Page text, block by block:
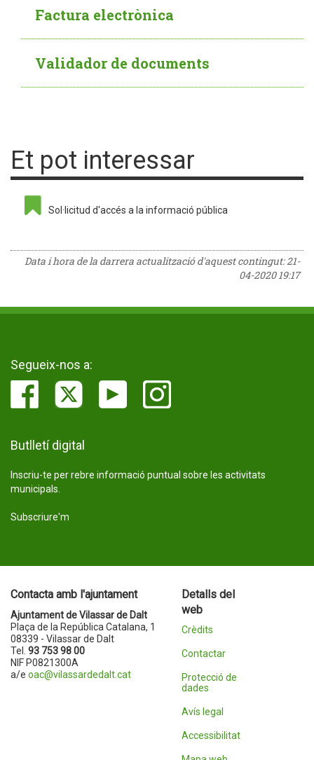
Factura electrònica
Validador de documents
Et pot interessar
Sol·licitud d'accés a la informació pública
Data i hora de la darrera actualització d'aquest contingut:21-
04-2020 19:17
Segueix-nos a:
Butlletí digital
Inscriu-te per rebre informació puntual sobre les activitats
municipals.
Subscriure'm
Contacta amb l'ajuntament
Ajuntament de Vilassar de Dalt
Plaça de la República Catalana, 1
08339 - Vilassar de Dalt
Tel. 93 753 98 00
NIF P0821300A
a/e oac@vilassardedalt.cat
Detalls del
web
Crèdits
Contactar
Protecció de
dades
Avís legal
Accessibilitat